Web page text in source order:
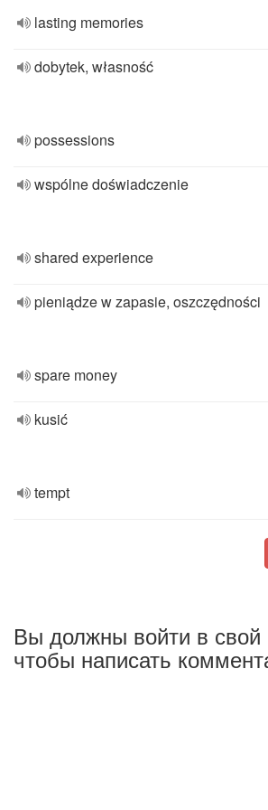
lasting memories
dobytek, własność
possessions
wspólne doświadczenie
shared experience
pieniądze w zapasie, oszczędności
spare money
kusić
tempt
Вы должны войти в свой
чтобы написать